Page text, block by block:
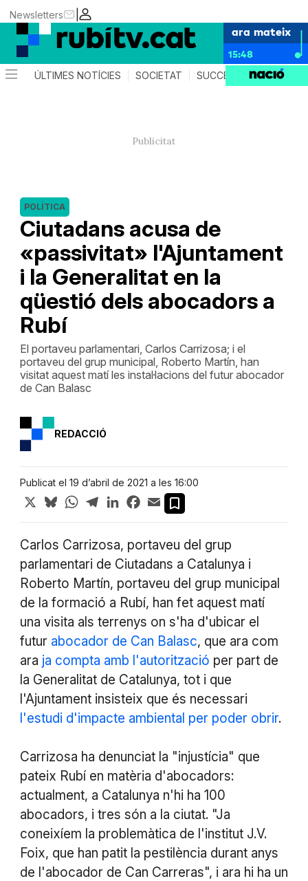
|
Newsletters
ara mateix
15:48
ÚLTIMES NOTÍCIES SOCIETAT SUCCESSOS
Ciutadans acusa de
«passivitat» l'Ajuntament
i la Generalitat en la
qüestió dels abocadors a
Rubí
POLÍTICA
El portaveu parlamentari, Carlos Carrizosa; i el
portaveu del grup municipal, Roberto Martín, han
visitat aquest matí les instal·lacions del futur abocador
de Can Balasc
REDACCIÓ
Publicat el 19 d’abril de 2021 a les 16:00
X BlueskyWhatsApp
TelegramLinkedInFacebook
Email
Carlos Carrizosa, portaveu del grup
parlamentari de Ciutadans a Catalunya i
Roberto Martín, portaveu del grup municipal
de la formació a Rubí, han fet aquest matí
una visita als terrenys on s'ha d'ubicar el
futur abocador de Can Balasc, que ara com
ara ja compta amb l'autorització per part de
la Generalitat de Catalunya, tot i que
l'Ajuntament insisteix que és necessari
l'estudi d'impacte ambiental per poder obrir.
Carrizosa ha denunciat la "injustícia" que
pateix Rubí en matèria d'abocadors:
actualment, a Catalunya n'hi ha 100
abocadors, i tres són a la ciutat. "Ja
coneixíem la problemàtica de l'institut J.V.
Foix, que han patit la pestilència durant anys
de l'abocador de Can Carreras", i ara hi ha un